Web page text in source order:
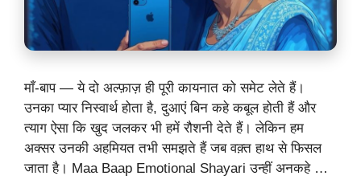
माँ-बाप — ये दो अल्फ़ाज़ ही पूरी कायनात को समेट लेते हैं।
उनका प्यार निस्वार्थ होता है, दुआएं बिन कहे कबूल होती हैं और
त्याग ऐसा कि खुद जलकर भी हमें रौशनी देते हैं। लेकिन हम
अक्सर उनकी अहमियत तभी समझते हैं जब वक़्त हाथ से फिसल
जाता है। Maa Baap Emotional Shayari उन्हीं अनकहे …